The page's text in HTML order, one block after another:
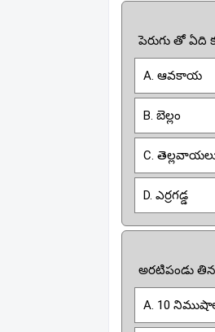
పెరుగు తో ఏది
A. ఆవకాయ
B. బెల్లం
C.
D. ఎర్రగడ్డ
అరటిపండు
A. 10